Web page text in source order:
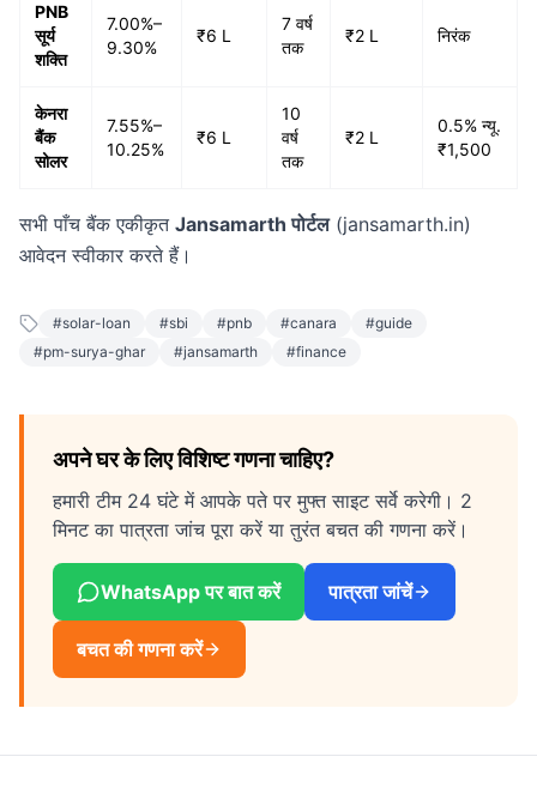
PNB
सूर्य
शक्ति
7.00%–
9.30%
₹6 L
7 वर्ष
तक
₹2 L निरंक
केनरा
बैंक
सोलर
7.55%–
10.25%
₹6 L
10
वर्ष
तक
₹2 L
0.5% न्यू.
₹1,500
सभी पाँच बैंक एकीकृत Jansamarth पोर्टल(jansamarth.in)
आवेदन स्वीकार करते हैं।
#solar-loan #sbi #pnb #canara #guide
#pm-surya-ghar #jansamarth #finance
अपने घर के लिए विशिष्ट गणना चाहिए?
हमारी टीम 24 घंटे में आपके पते पर मुफ्त साइट सर्वे करेगी। 2
मिनट का पात्रता जांच पूरा करें या तुरंत बचत की गणना करें।
WhatsApp पर बात करें पात्रता जांचें
बचत की गणना करें